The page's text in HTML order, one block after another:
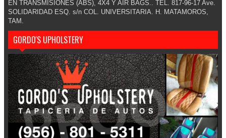
EN TRANSMISIONES (ABS), 4X4 Y AIR BAGS.. TEL. 817-96-17 Ave.
SOLIDARIDAD ESQ. s/n COL. UNIVERSITARIA. H. MATAMOROS,
TAM.
GORDO'S UPHOLSTERY